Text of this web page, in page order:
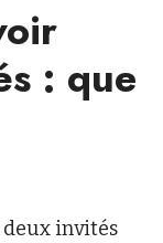
: que
deux invités